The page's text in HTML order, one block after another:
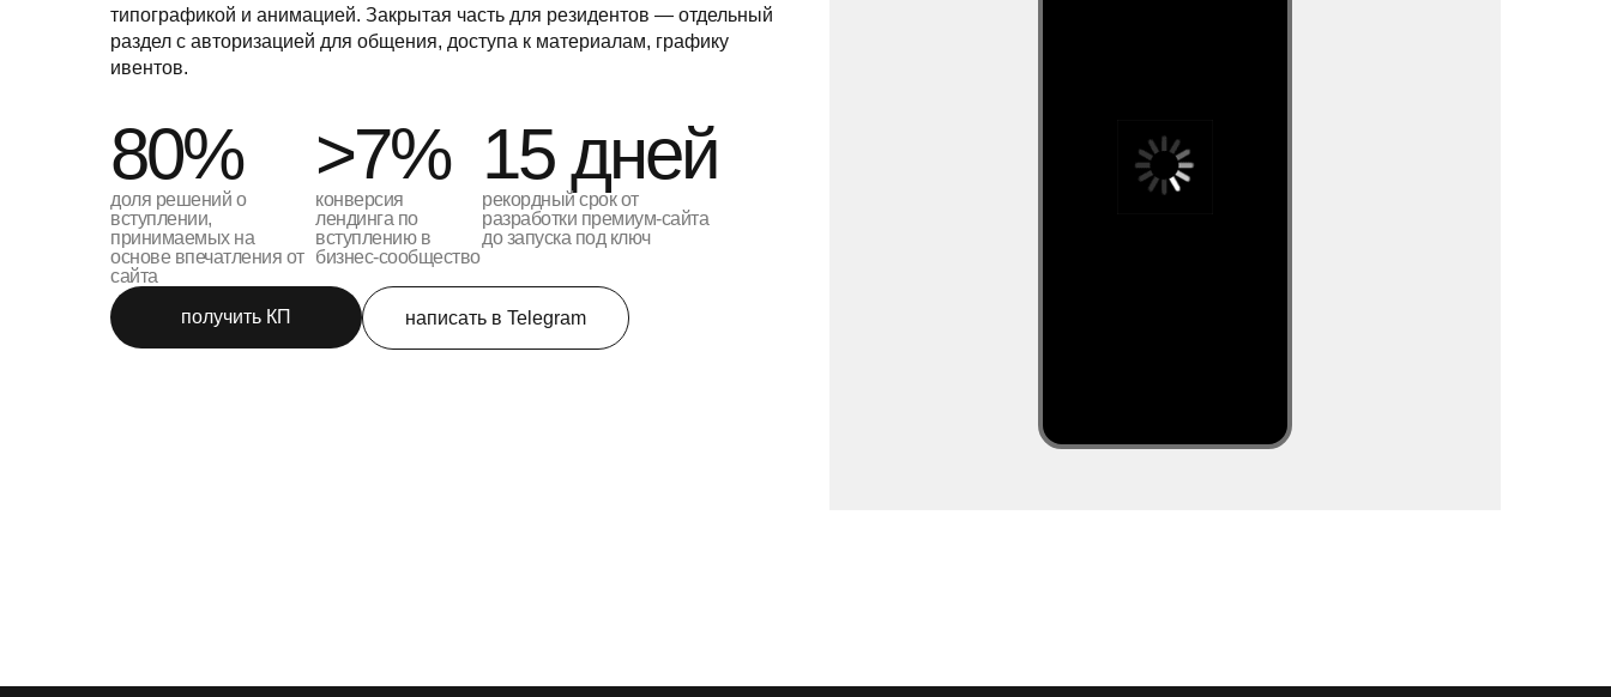
типографикой и анимацией. Закрытая часть для резидентов — отдельный
раздел с авторизацией для общения, доступа к материалам, графику
ивентов.
80%
доля решений о
вступлении,
принимаемых на
основе впечатления от
сайта
>7%
конверсия
лендинга по
вступлению в
бизнес-сообщество
15 дней
рекордный срок от
разработки премиум-сайта
до запуска под ключ
получить КП написать в Telegram